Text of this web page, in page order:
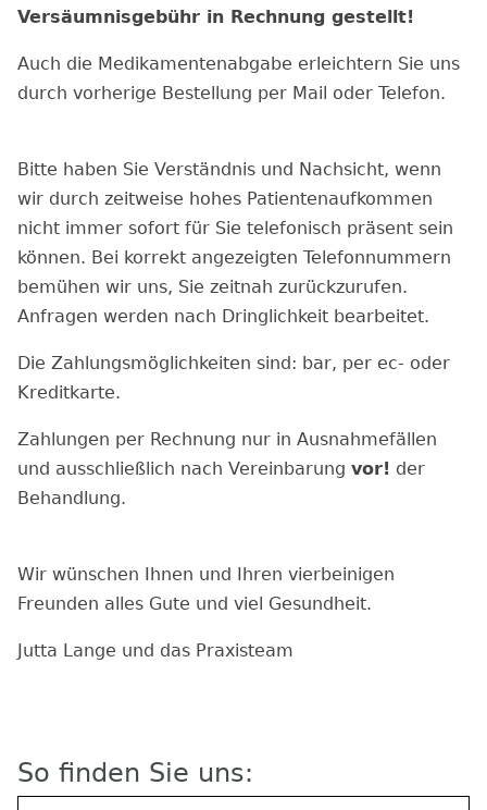
Versäumnisgebühr in Rechnung gestellt!
Auch die Medikamentenabgabe erleichtern Sie uns
durch vorherige Bestellung per Mail oder Telefon.
Bitte haben Sie Verständnis und Nachsicht, wenn
wir durch zeitweise hohes Patientenaufkommen
nicht immer sofort für Sie telefonisch präsent sein
können. Bei korrekt angezeigten Telefonnummern
bemühen wir uns, Sie zeitnah zurückzurufen.
Anfragen werden nach Dringlichkeit bearbeitet.
Die Zahlungsmöglichkeiten sind: bar, per ec- oder
Kreditkarte.
Zahlungen per Rechnung nur in Ausnahmefällen
und ausschließlich nach Vereinbarung vor! der
Behandlung.
Wir wünschen Ihnen und Ihren vierbeinigen
Freunden alles Gute und viel Gesundheit.
Jutta Lange und das Praxisteam
So finden Sie uns: